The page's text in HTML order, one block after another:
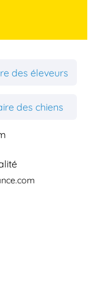
des éleveurs
des chiens